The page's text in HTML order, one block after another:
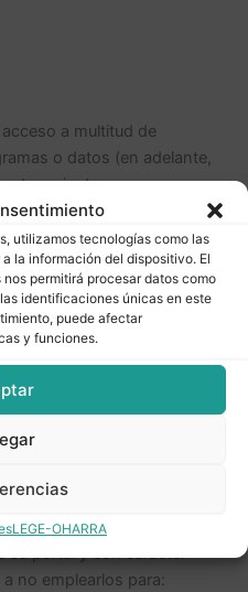
utilizamos tecnologías como las
la información del dispositivo. El
permitirá procesar datos como
identificaciones únicas en este
puede afectar
y funciones.
LEGE-OHARRA
a multitud de
o datos (en adelante,
a
S.A. o a sus
pueda tener acceso. El
del uso del portal. Dicha
que fuese necesario
o contenidos.
responsable de aportar
consecuencia de este
proporcionar una
comprometiéndose
un uso adecuado de los
COMERCIAL
su portal y con carácter
no emplearlos para: